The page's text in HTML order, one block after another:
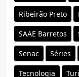
Ribeirão Preto
SAAE Barretos
Senac Séries
Tecnologia